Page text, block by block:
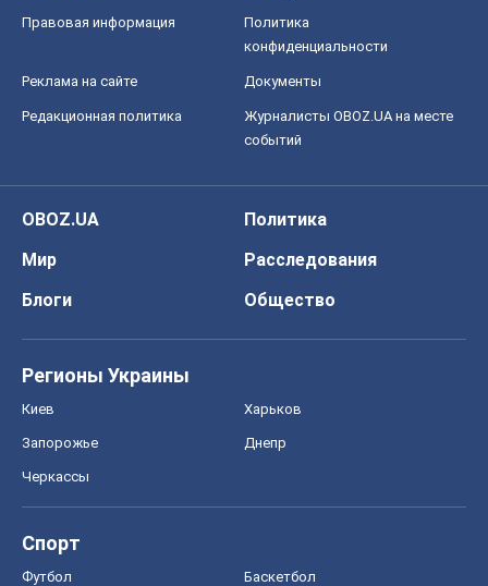
Правовая информация
Политика
конфиденциальности
Реклама на сайте Документы
Редакционная политика
Журналисты OBOZ.UA на месте
событий
OBOZ.UA
Политика
Мир
Расследования
Блоги
Общество
Регионы Украины
Киев Харьков
Запорожье Днепр
Черкассы
Спорт
Футбол Баскетбол